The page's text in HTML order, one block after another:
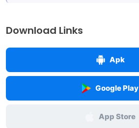
Download Links
Apk
Google Play
App Store